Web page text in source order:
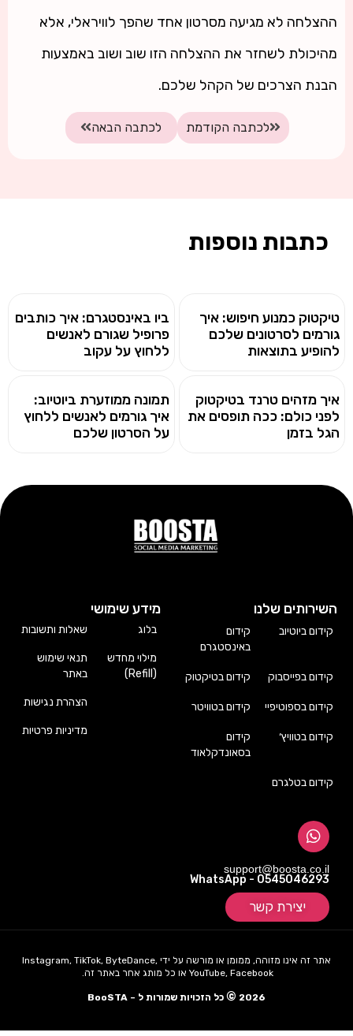
ההצלחה לא מגיעה מסרטון אחד שהפך לוויראלי, אלא
מהיכולת לשחזר את ההצלחה הזו שוב ושוב באמצעות
הבנת הצרכים של הקהל שלכם.
לכתבה הקודמת לכתבה הבאה
כתבות נוספות
טיקטוק כמנוע חיפוש: איך
גורמים לסרטונים שלכם
להופיע בתוצאות
ביו באינסטגרם: איך כותבים
פרופיל שגורם לאנשים
ללחוץ על עקוב
איך מזהים טרנד בטיקטוק
לפני כולם: ככה תופסים את
הגל בזמן
תמונה ממוזערת ביוטיוב:
איך גורמים לאנשים ללחוץ
על הסרטון שלכם
השירותים שלנו
קידום ביוטיוב
קידום
באינסטגרם
קידום בפייסבוק קידום בטיקטוק
קידום בספוטיפיי קידום בטוויטר
קידום בטוויץ׳
קידום
בסאונדקלאוד
קידום בטלגרם
מידע שימושי
בלוג
מילוי מחדש
(Refill)
שאלות ותשובות
תנאי שימוש
באתר
הצהרת נגישות
מדיניות פרטיות
support@boosta.co.il
WhatsApp - 0545046293
יצירת קשר
אתר זה אינו מזוהה, ממומן או מורשה על ידי Instagram, TikTok, ByteDance,
YouTube, Facebook או כל מותג אחר באתר זה.
2026
© כל הזכויות שמורות ל – BooSTA